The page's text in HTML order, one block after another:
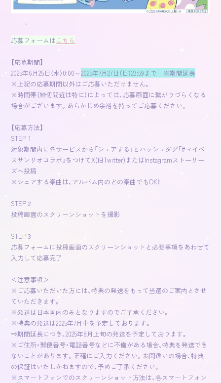
応募フォームはこちら
【応募期間】
2025年6月25日（水）0:00～2025年7月27日（日）23:59まで ※期間延長
※上記の応募期間以外はご応募いただけません。
※時間帯（締切間近は特に）によっては、応募画面に繋がりづらくなる
場合がございます。あらかじめ余裕を持ってご応募ください。
【応募方法】
STEP１
対象期間内に各サービスから「シェアする」とハッシュダグ「#マイベ
スサンリオコラボ」をつけてX(旧Twitter)またはInstagramストーリー
ズへ投稿
※シェアする楽曲は、アルバム内のどの楽曲でもOK！
STEP２
投稿画面のスクリーンショットを撮影
STEP３
応募フォームに投稿画面のスクリーンショットと必要事項をあわせて
入力して応募完了
＜注意事項＞
※ご応募いただいた方には、特典の発送をもって当選のご案内とさせ
ていただきます。
※発送は日本国内のみとなりますのでご了承ください。
※特典の発送は2025年7月中を予定しております。
⇒期間延長につき、2025年8月上旬の発送を予定しております。
※ご住所・郵便番号・電話番号などに不備がある場合、特典を発送でき
ないことがあります。正確にご入力ください。お間違いの場合、特典
の保証はいたしかねますので、予めご了承ください。
※スマートフォンでのスクリーンショット方法は、各スマートフォン